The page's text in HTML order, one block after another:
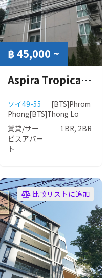
฿ 45,000 ~
Aspira Tropical Residence (アスピラ トロピカル レジデンス)
ソイ49-55
[BTS]Phrom
Phong[BTS]Thong Lo
賃貸/サー
ビスアパー
ト
1BR, 2BR
比較リストに追加